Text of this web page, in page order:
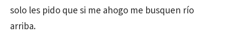
solo les pido que si me ahogo me busquen río
arriba.